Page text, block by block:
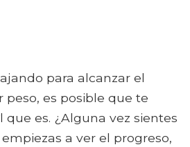
para alcanzar el
es posible que te
es. ¿Alguna vez sientes
a ver el progreso,